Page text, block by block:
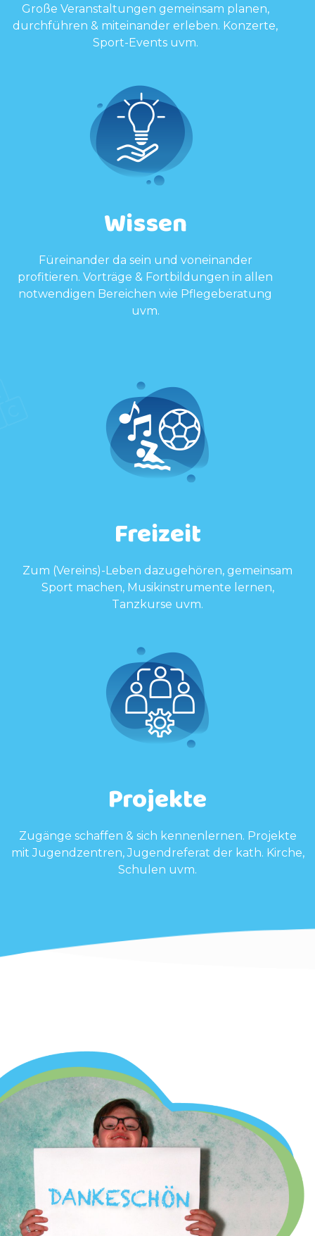
Große Veranstaltungen gemeinsam planen,
durchführen & miteinander erleben. Konzerte,
Sport-Events uvm.
Wissen
Füreinander da sein und voneinander
profitieren. Vorträge & Fortbildungen in allen
notwendigen Bereichen wie Pflegeberatung
uvm.
Freizeit
Zum (Vereins)-Leben dazugehören, gemeinsam
Sport machen, Musikinstrumente lernen,
Tanzkurse uvm.
Projekte
Zugänge schaffen & sich kennenlernen. Projekte
mit Jugendzentren, Jugendreferat der kath. Kirche,
Schulen uvm.